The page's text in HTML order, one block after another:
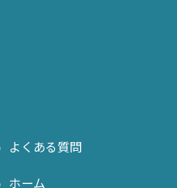
よくある質問
ホーム